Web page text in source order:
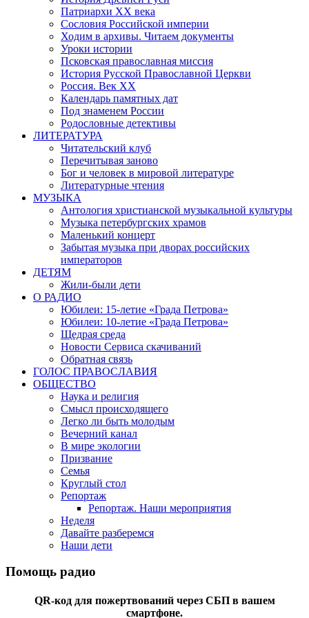
Патриархи XX века
Сословия Российской империи
Ходим в архивы. Читаем документы
Уроки истории
Псковская православная миссия
История Русской Православной Церкви
Россия. Век ХХ
Календарь памятных дат
Под знаменем России
Родословные детективы
ЛИТЕРАТУРА
Читательский клуб
Перечитывая заново
Бог и человек в мировой литературе
Литературные чтения
МУЗЫКА
Антология христианской музыкальной культуры
Музыка петербургских храмов
Маленький концерт
Забытая музыка при дворах российских
императоров
ДЕТЯМ
Жили-были дети
О РАДИО
Юбилеи: 15-летие «Града Петрова»
Юбилеи: 10-летие «Града Петрова»
Щедрая среда
Новости Сервиса скачиваний
Обратная связь
ГОЛОС ПРАВОСЛАВИЯ
ОБЩЕСТВО
Наука и религия
Смысл происходящего
Легко ли быть молодым
Вечерний канал
В мире экологии
Призвание
Семья
Круглый стол
Репортаж
Репортаж. Наши мероприятия
Неделя
Давайте разберемся
Наши дети
Помощь радио
QR-код для пожертвований через СБП в вашем
смартфоне.